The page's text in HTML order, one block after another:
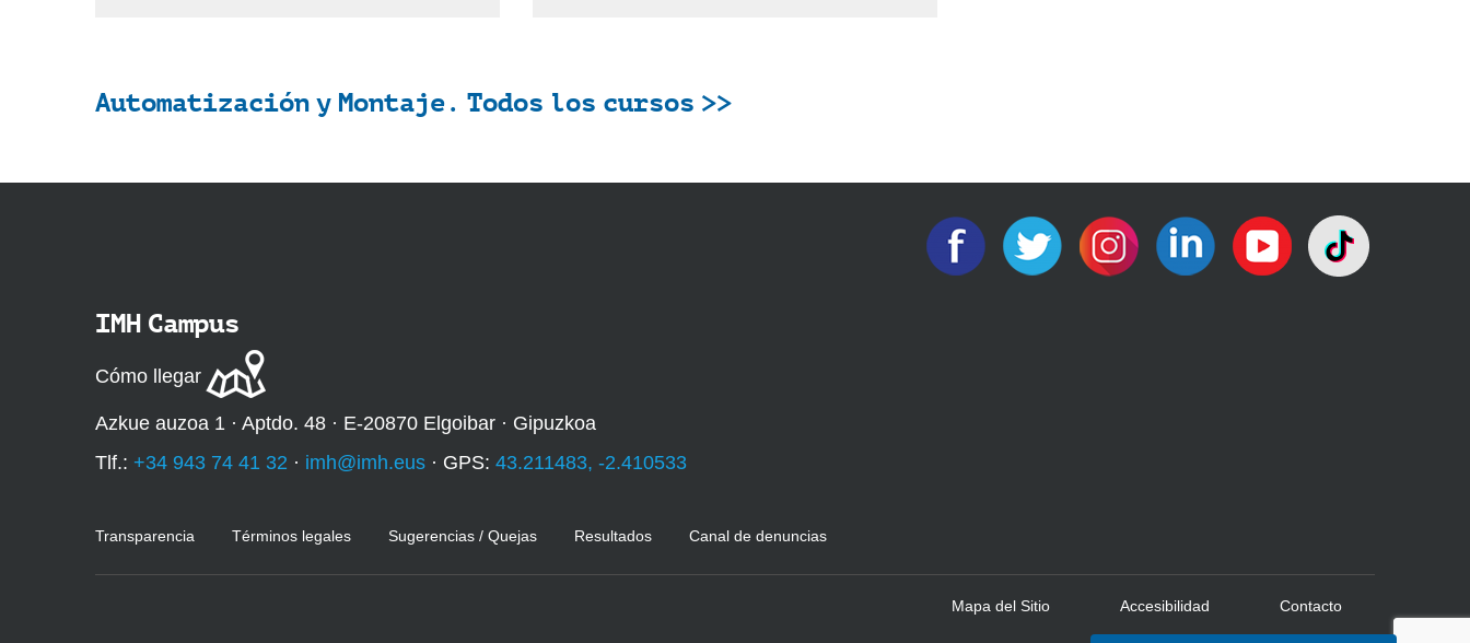
Automatización y Montaje. Todos los cursos >>
IMH Campus
Cómo llegar
Azkue auzoa 1 · Aptdo. 48 · E-20870 Elgoibar · Gipuzkoa
Tlf.: +34 943 74 41 32 · imh@imh.eus · GPS: 43.211483, -2.410533
Transparencia Términos legales Sugerencias / Quejas Resultados Canal de denuncias
Mapa del Sitio Accesibilidad Contacto